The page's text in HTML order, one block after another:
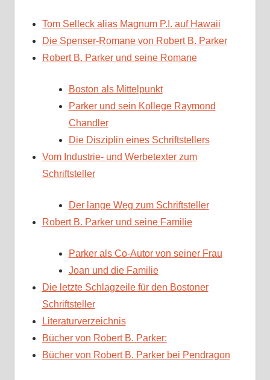
Tom Selleck alias Magnum P.I. auf Hawaii
Die Spenser-Romane von Robert B. Parker
Robert B. Parker und seine Romane
Boston als Mittelpunkt
Parker und sein Kollege Raymond
Chandler
Die Disziplin eines Schriftstellers
Vom Industrie- und Werbetexter zum
Schriftsteller
Der lange Weg zum Schriftsteller
Robert B. Parker und seine Familie
Parker als Co-Autor von seiner Frau
Joan und die Familie
Die letzte Schlagzeile für den Bostoner
Schriftsteller
Literaturverzeichnis
Bücher von Robert B. Parker:
Bücher von Robert B. Parker bei Pendragon